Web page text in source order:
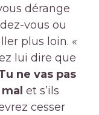
dérange
vous ou
plus loin. «
lui dire que
ne vas pas
et s’ils
cesser